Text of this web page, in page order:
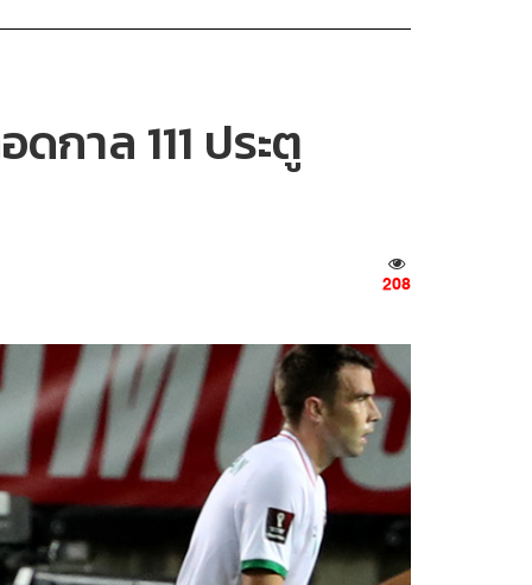
กาล 111 ประตู
208